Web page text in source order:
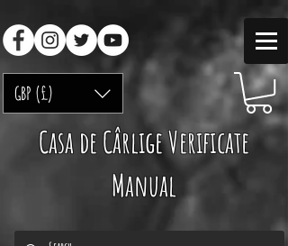
GBP (£)
Casa de Cârlige Verificate
Manual